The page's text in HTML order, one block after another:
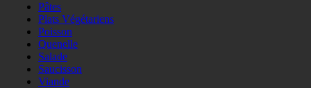
Pâtes
Plats Végétariens
Poisson
Quenelle
Salade
Saucisson
Viande